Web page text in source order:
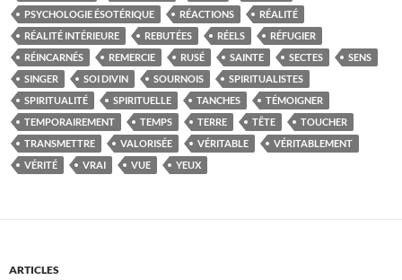
PSYCHOLOGIE ÉSOTÉRIQUE
RÉACTIONS
RÉALITÉ
RÉALITÉ INTÉRIEURE
REBUTÉES RÉELS
RÉFUGIER
RÉINCARNÉS
REMERCIE RUSÉ SAINTE SECTES
SENS
SINGER
SOI DIVIN SOURNOIS
SPIRITUALISTES
SPIRITUALITÉ
SPIRITUELLE TANCHES
TÉMOIGNER
TEMPORAIREMENT
TEMPS TERRE TÊTE
TOUCHER
TRANSMETTRE
VALORISÉE VÉRITABLE
VÉRITABLEMENT
VÉRITÉ
VRAI VUE YEUX
ARTICLES